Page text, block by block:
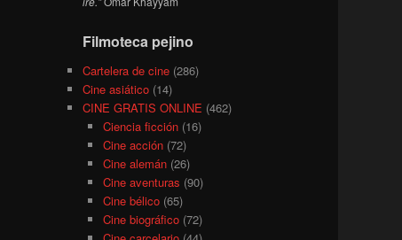
Filmoteca pejino
Cartelera de cine (286)
Cine asiático (14)
CINE GRATIS ONLINE (462)
Ciencia ficción(16)
Cine acción(72)
Cine alemán(26)
Cine aventuras (90)
Cine bélico(65)
Cine biográfico(72)